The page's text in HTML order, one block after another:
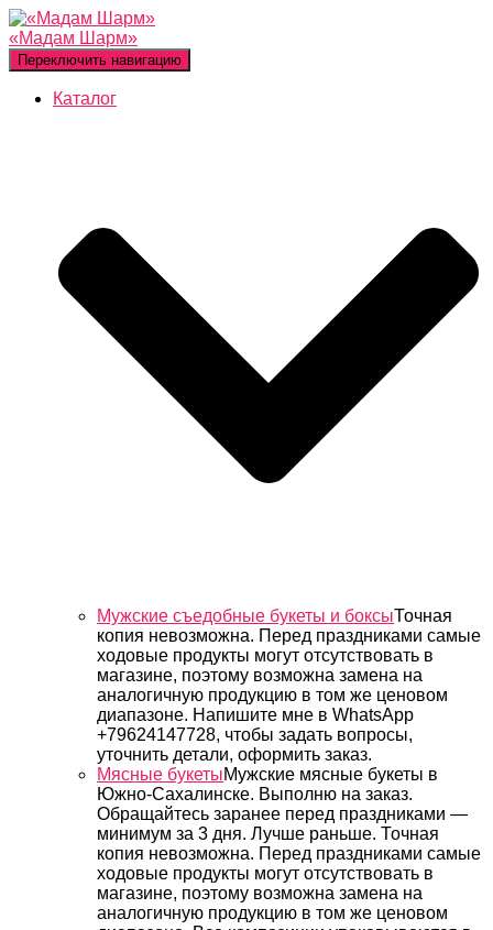
«Мадам Шарм»
Переключить навигацию
Каталог
Мужские съедобные букеты и боксыТочная
копия невозможна. Перед праздниками самые
ходовые продукты могут отсутствовать в
магазине, поэтому возможна замена на
аналогичную продукцию в том же ценовом
диапазоне. Напишите мне в WhatsApp
+79624147728, чтобы задать вопросы,
уточнить детали, оформить заказ.
Мясные букетыМужские мясные букеты в
Южно-Сахалинске. Выполню на заказ.
Обращайтесь заранее перед праздниками —
минимум за 3 дня. Лучше раньше. Точная
копия невозможна. Перед праздниками самые
ходовые продукты могут отсутствовать в
магазине, поэтому возможна замена на
аналогичную продукцию в том же ценовом